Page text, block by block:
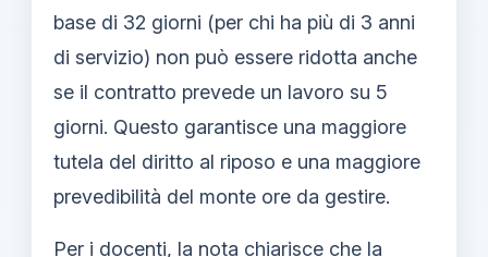
base di 32 giorni (per chi ha più di 3 anni
di servizio) non può essere ridotta anche
se il contratto prevede un lavoro su 5
giorni. Questo garantisce una maggiore
tutela del diritto al riposo e una maggiore
prevedibilità del monte ore da gestire.
Per i docenti, la nota chiarisce che la